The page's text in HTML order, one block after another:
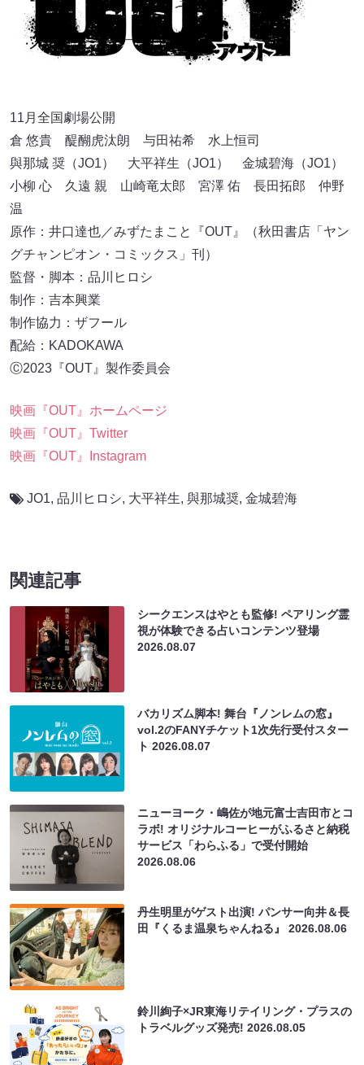
11月全国劇場公開
倉 悠貴 醍醐虎汰朗 与田祐希 ⽔上恒司
與那城 奨（JO1） ⼤平祥⽣（JO1） ⾦城碧海（JO1）
小柳 心 久遠 親 山崎竜太郎 宮澤 佑 長田拓郎 仲野
温
原作：井口達也／みずたまこと『OUT』（秋田書店「ヤン
グチャンピオン・コミックス」刊）
監督・脚本：品川ヒロシ
制作：吉本興業
制作協力：ザフール
配給：KADOKAWA
Ⓒ2023『OUT』製作委員会
映画『OUT』ホームページ
映画『OUT』Twitter
映画『OUT』Instagram
JO1, 品川ヒロシ, 大平祥生, 與那城奨, 金城碧海
関連記事
シークエンスはやとも監修! ペアリング霊
視が体験できる占いコンテンツ登場
2026.08.07
バカリズム脚本! 舞台『ノンレムの窓』
vol.2のFANYチケット1次先行受付スター
ト2026.08.07
ニューヨーク・嶋佐が地元富士吉田市とコ
ラボ! オリジナルコーヒーがふるさと納税
サービス「わらふる」で受付開始
2026.08.06
丹生明里がゲスト出演! パンサー向井＆長
田『くるま温泉ちゃんねる』2026.08.06
鈴川絢子×JR東海リテイリング・プラスの
トラベルグッズ発売!2026.08.05